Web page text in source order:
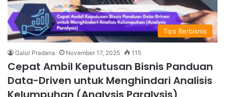
Tips Berbisnis
Galur Pradana November 17, 2025 115
Cepat Ambil Keputusan Bisnis Panduan
Data-Driven untuk Menghindari Analisis